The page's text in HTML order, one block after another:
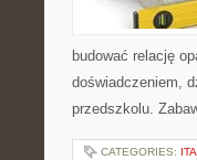
budować relację
doświadczeniem,
przedszkolu.
CATEGORIES: